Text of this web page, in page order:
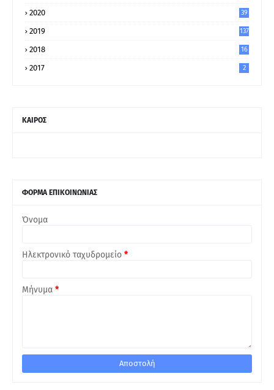
2020
39
2019 137
2018 16
2017 2
ΚΑΙΡΟΣ
ΦΟΡΜΑ ΕΠΙΚΟΙΝΩΝΙΑΣ
Όνομα
Ηλεκτρονικό ταχυδρομείο *
Μήνυμα *